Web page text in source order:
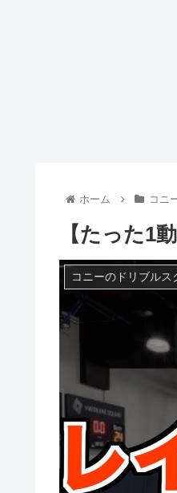
ホーム コニ
【たった1
コニーのドリブルス